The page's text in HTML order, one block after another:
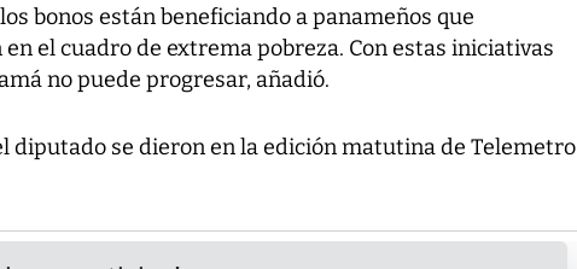
bonos están beneficiando a panameños que
el cuadro de extrema pobreza. Con estas iniciativas
no puede progresar, añadió.
diputado se dieron en la edición matutina de Telemetro